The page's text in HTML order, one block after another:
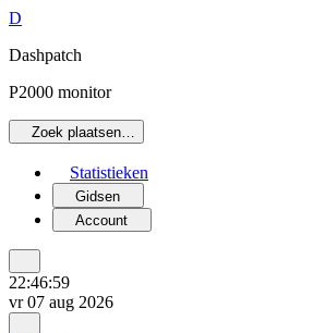
D
Dashpatch
P2000 monitor
Zoek plaatsen…
Statistieken
Gidsen
Account
22:46:59
vr 07 aug 2026